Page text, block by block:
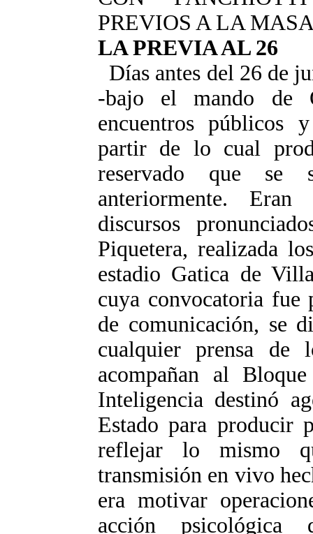
PREVIOS A LA
LA PREVIA AL 26
Días antes del 26 de
-bajo el mando de
encuentros públicos
partir de lo cual
reservado que se
anteriormente.
discursos
Piquetera, realizada
estadio Gatica de
cuya convocatoria fue
de comunicación, se
cualquier prensa de
acompañan al
Inteligencia destinó
Estado para producir
reflejar lo mismo
transmisión en vivo
era motivar
acción psicológica